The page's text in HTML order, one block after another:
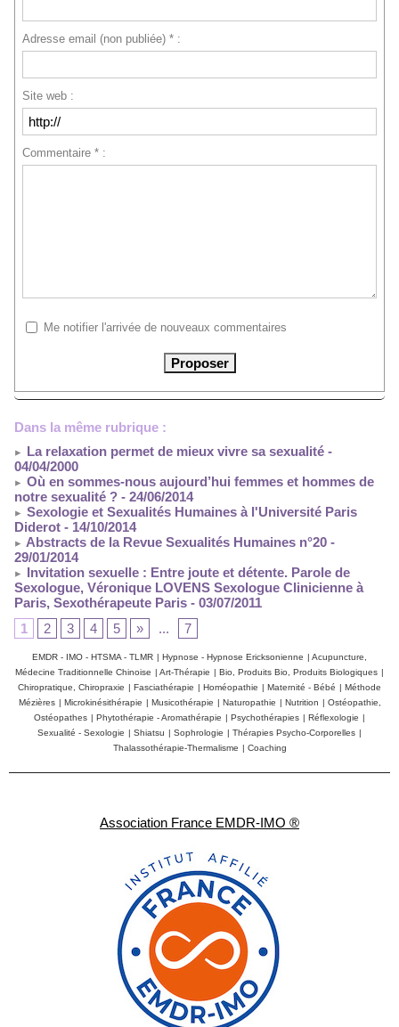
Association France EMDR-IMO ®
Adresse email (non publiée) * :
Site web :
Commentaire * :
Me notifier l'arrivée de nouveaux commentaires
Dans la même rubrique :
La relaxation permet de mieux vivre sa sexualité -
04/04/2000
Où en sommes-nous aujourd’hui femmes et hommes de
notre sexualité ? - 24/06/2014
Sexologie et Sexualités Humaines à l'Université Paris
Diderot - 14/10/2014
Abstracts de la Revue Sexualités Humaines n°20 -
29/01/2014
Invitation sexuelle : Entre joute et détente. Parole de
Sexologue, Véronique LOVENS Sexologue Clinicienne à
Paris, Sexothérapeute Paris - 03/07/2011
1
2 3 4 5 » ... 7
EMDR - IMO - HTSMA - TLMR | Hypnose - Hypnose Ericksonienne | Acupuncture,
Médecine Traditionnelle Chinoise | Art-Thérapie | Bio, Produits Bio, Produits Biologiques |
Chiropratique, Chiropraxie | Fasciathérapie | Homéopathie | Maternité - Bébé | Méthode
Mézières | Microkinésithérapie | Musicothérapie | Naturopathie | Nutrition | Ostéopathie,
Ostéopathes | Phytothérapie - Aromathérapie | Psychothérapies | Réflexologie |
Sexualité - Sexologie | Shiatsu | Sophrologie | Thérapies Psycho-Corporelles |
Thalassothérapie-Thermalisme | Coaching